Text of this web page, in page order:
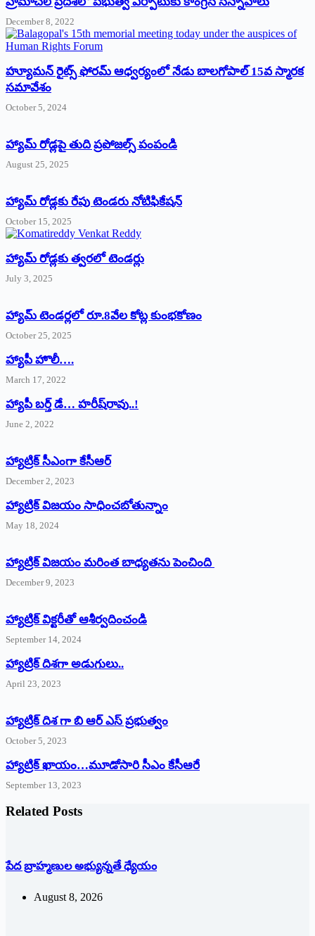
December 8, 2022
హ్యూమన్‌ రైట్స్‌ ఫోరమ్‌ ఆధ్వర్యంలో నేడు బాలగోపాల్‌ 15వ స్మారక
సమావేశం
October 5, 2024
హ్యామ్‌ రోడ్లపై తుది ప్రపోజల్స్‌ పంపండి
August 25, 2025
హ్యామ్‌ రోడ్లకు రేపు టెండరు నోటిఫికేషన్‌
October 15, 2025
హ్యామ్‌ రోడ్లకు త్వరలో టెండర్లు
July 3, 2025
హ్యామ్‌ ‌టెండర్లలో రూ.8వేల కోట్ల కుంభకోణం
October 25, 2025
హ్యాపీ హొలీ….
March 17, 2022
హ్యాపీ బర్త్ ‌డే… హరీష్‌రావు..!
June 2, 2022
హ్యాట్రిక్‌ ‌సీఎంగా కేసీఆర్‌
December 2, 2023
హ్యాట్రిక్‌ విజయం సాధించబోతున్నాం
May 18, 2024
హ్యాట్రిక్ విజయం మరింత బాధ్యతను పెంచింది
December 9, 2023
హ్యాట్రిక్‌ ‌విక్టరీతో ఆశీర్వదించండి
September 14, 2024
‌హ్యాట్రిక్‌ ‌దిశగా అడుగులు..
April 23, 2023
హ్యాట్రిక్ దిశ గా బి ఆర్ ఎస్ ప్రభుత్వం
October 5, 2023
హ్యాట్రిక్‌ ‌ఖాయం…మూడోసారి సీఎం కేసీఆరే
September 13, 2023
Related Posts
పేద బ్రాహ్మణుల అభ్యున్నతే ధ్యేయం
August 8, 2026